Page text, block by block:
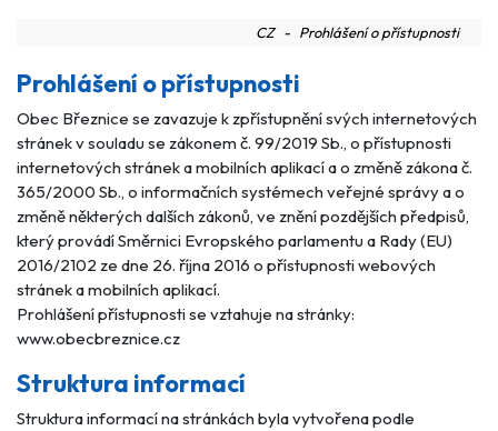
CZ Prohlášení o přístupnosti
Prohlášení o přístupnosti
Obec Březnice se zavazuje k zpřístupnění svých internetových
stránek v souladu se zákonem č. 99/2019 Sb., o přístupnosti
internetových stránek a mobilních aplikací a o změně zákona č.
365/2000 Sb., o informačních systémech veřejné správy a o
změně některých dalších zákonů, ve znění pozdějších předpisů,
který provádí Směrnici Evropského parlamentu a Rady (EU)
2016/2102 ze dne 26. října 2016 o přístupnosti webových
stránek a mobilních aplikací.
Prohlášení přístupnosti se vztahuje na stránky:
www.obecbreznice.cz
Struktura informací
Struktura informací na stránkách byla vytvořena podle